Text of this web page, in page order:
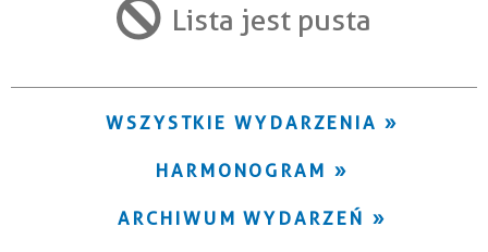
Trwające w zakresie Lista jest pusta
WSZYSTKIE WYDARZENIA
HARMONOGRAM
ARCHIWUM WYDARZEŃ